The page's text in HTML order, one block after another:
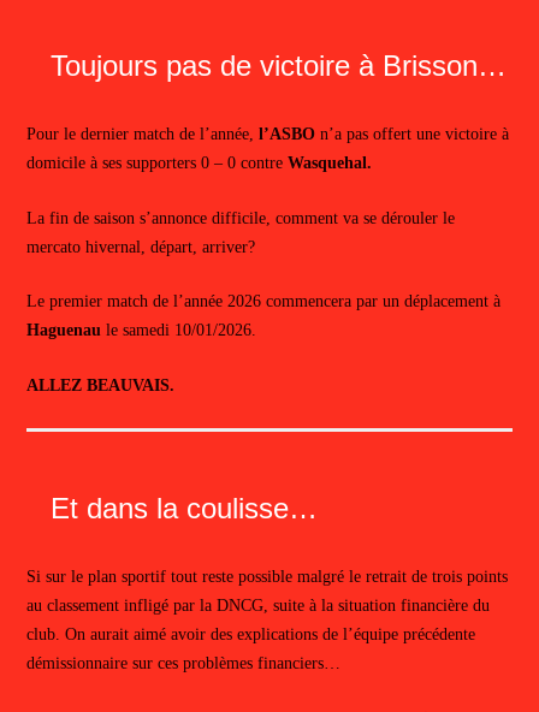
Toujours pas de victoire à Brisson…
Pour le dernier match de l’année, l’ASBOn’a pas offert une victoire à
domicile à ses supporters 0 – 0 contre Wasquehal.
La fin de saison s’annonce difficile, comment va se dérouler le
mercato hivernal, départ, arriver?
Le premier match de l’année 2026 commencera par un déplacement à
Haguenaule samedi 10/01/2026.
ALLEZ BEAUVAIS.
Et dans la coulisse…
Si sur le plan sportif tout reste possible malgré le retrait de trois points
au classement infligé par la DNCG, suite à la situation financière du
club. On aurait aimé avoir des explications de l’équipe précédente
démissionnaire sur ces problèmes financiers…